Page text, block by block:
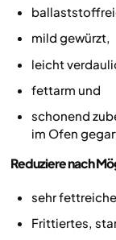
mild gewürzt,
leicht
fettarm und
schonend
im Ofen
Reduziere nach
sehr
Frittiertes,